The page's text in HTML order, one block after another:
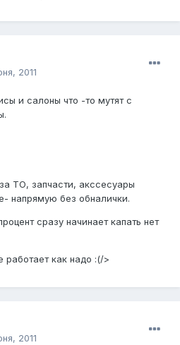
2011
и салоны что -то мутят с
ТО, запчасти, акссесуары
напрямую без обналички.
сразу начинает капать нет
работает как надо :(/>
2011